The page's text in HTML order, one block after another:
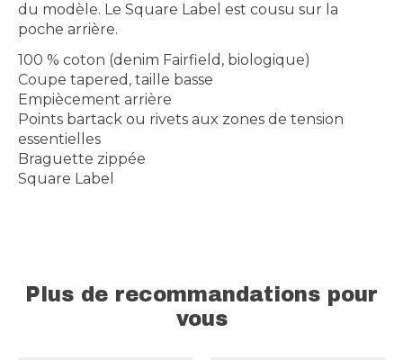
du modèle. Le Square Label est cousu sur la
poche arrière.
100 % coton (denim Fairfield, biologique)
Coupe tapered, taille basse
Empiècement arrière
Points bartack ou rivets aux zones de tension
essentielles
Braguette zippée
Square Label
Plus de recommandations pour
vous